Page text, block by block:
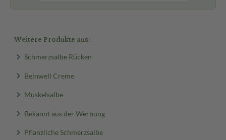
Weitere Produkte aus:
Schmerzsalbe Rücken
Beinwell Creme
Muskelsalbe
Bekannt aus der Werbung
Pflanzliche Schmerzsalbe